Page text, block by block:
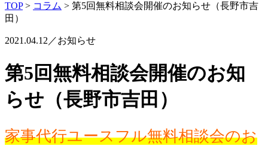
TOP> コラム > 第5回無料相談会開催のお知らせ（長野市吉
田）
2021.04.12／お知らせ
第5回無料相談会開催のお知
らせ（長野市吉田）
家事代行ユースフル無料相談会のお